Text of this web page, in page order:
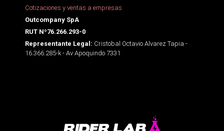
Cotizaciones y ventas a empresas
Outcompany SpA
RUT Nº76.266.293-0
Representante Legal: Cristobal Octavio Alvarez Tapia -
16.366.285-k - Av Apoquindo 7331